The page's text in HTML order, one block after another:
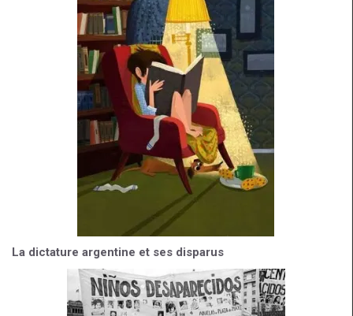
La dictature argentine et ses disparus